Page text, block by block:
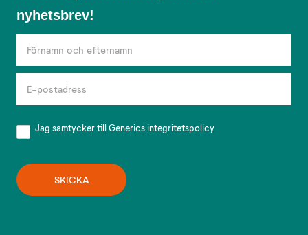
anmäl
dig
till
vårt
nyhetsbrev!
nyhetsbrev!
Jag samtycker till Genericsintegritetspolicy
SKICKA